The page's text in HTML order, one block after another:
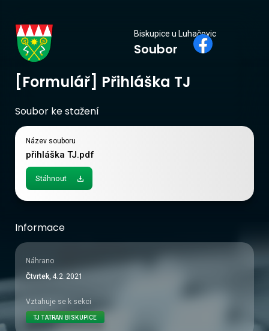
Biskupice u Luhačovic
Soubor
[Formulář] Přihláška TJ
Soubor ke stažení
Název souboru
přihláška TJ.pdf
Stáhnout
Informace
Náhrano
Čtvrtek, 4.2. 2021
Vztahuje se k sekci
TJ TATRAN BISKUPICE